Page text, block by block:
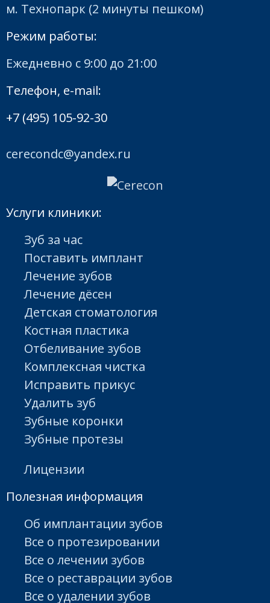
м. Технопарк (2 минуты пешком)
Режим работы:
Ежедневно с 9:00 до 21:00
Телефон, e-mail:
+7 (495) 105-92-30
cerecondc@yandex.ru
Услуги клиники:
Зуб за час
Поставить имплант
Лечение зубов
Лечение дёсен
Детская стоматология
Костная пластика
Отбеливание зубов
Комплексная чистка
Исправить прикус
Удалить зуб
Зубные коронки
Зубные протезы
Лицензии
Полезная информация
Об имплантации зубов
Все о протезировании
Все о лечении зубов
Все о реставрации зубов
Все о удалении зубов